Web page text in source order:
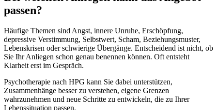
passen?
Häufige Themen sind Angst, innere Unruhe, Erschöpfung,
depressive Verstimmung, Selbstwert, Scham, Beziehungsmuster,
Lebenskrisen oder schwierige Übergänge. Entscheidend ist nicht, ob
Sie Ihr Anliegen schon genau benennen können. Oft entsteht
Klarheit erst im Gespräch.
Psychotherapie nach HPG kann Sie dabei unterstützen,
Zusammenhänge besser zu verstehen, eigene Grenzen
wahrzunehmen und neue Schritte zu entwickeln, die zu Ihrer
Lebenssituation passen.